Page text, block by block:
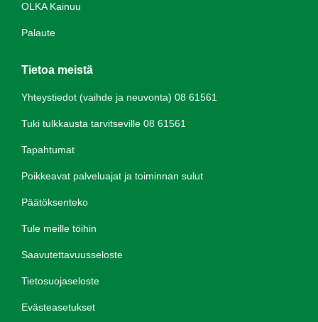
OLKA Kainuu
Palaute
Tietoa meistä
Yhteystiedot (vaihde ja neuvonta) 08 61561
Tuki tulkkausta tarvitseville 08 61561
Tapahtumat
Poikkeavat palveluajat ja toiminnan sulut
Päätöksenteko
Tule meille töihin
Saavutettavuusseloste
Tietosuojaseloste
Evästeasetukset